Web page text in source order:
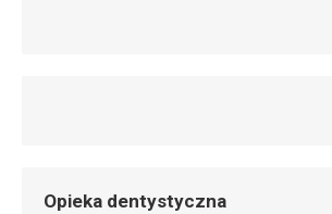
Opieka dentystyczna